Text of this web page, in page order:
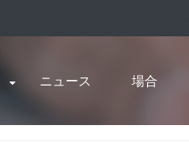
ニュース 場合